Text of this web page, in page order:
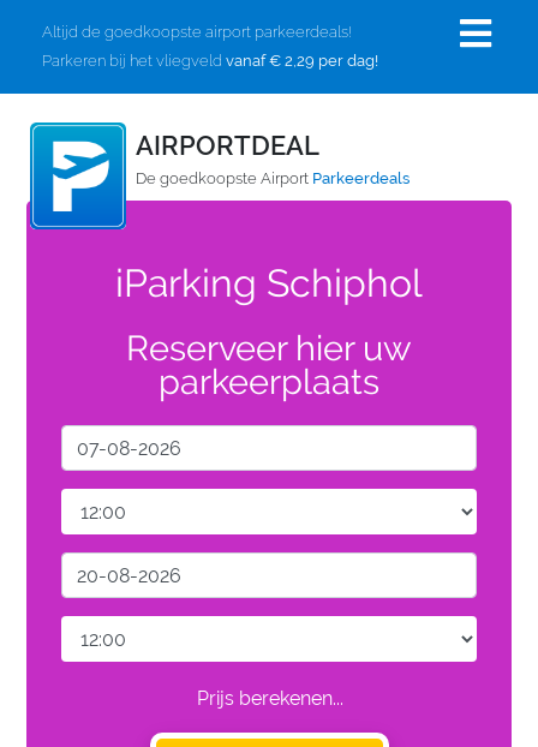
Altijd de goedkoopste airport parkeerdeals!
Parkeren bij het vliegveld vanaf € 2,29 per dag!
AIRPORTDEAL
De goedkoopste Airport Parkeerdeals
iParking Schiphol
Reserveer hier uw
parkeerplaats
Prijs berekenen...